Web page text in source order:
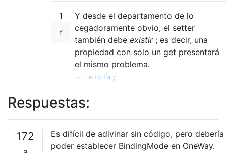
1
Y desde el departamento de lo
cegadoramente obvio, el setter
también debe existir; es decir, una
propiedad con solo un get presentará
el mismo problema.
mediodía y
Respuestas:
172
Es difícil de adivinar sin código, pero debería
poder establecer BindingMode en OneWay.